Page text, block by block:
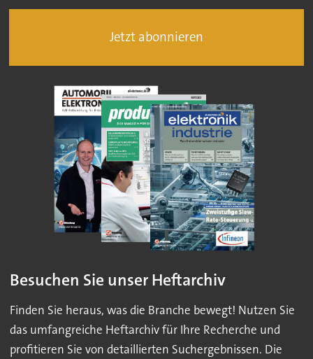
Jetzt abonnieren
Besuchen Sie unser Heftarchiv
Finden Sie heraus, was die Branche bewegt! Nutzen Sie
das umfangreiche Heftarchiv für Ihre Recherche und
profitieren Sie von detaillierten Suchergebnissen. Die